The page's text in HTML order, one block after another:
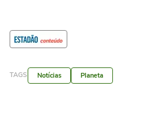
TAGS Notícias Planeta